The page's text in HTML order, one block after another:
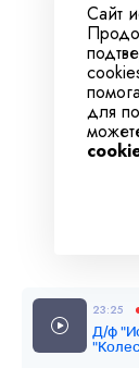
Сайт
для
23:25
Д/ф